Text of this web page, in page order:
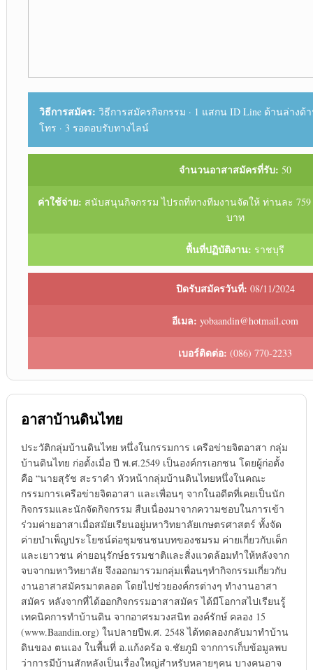
วิธีการสมัคร: วิธีการสมัครกิจกรรม · 1 แสกน ID Line ด้านล่างด้
โทร · 3 รอตอบรับทางไลน์
จำนวนอาสาสมัครที่รับ: 50
ค่าใช้จ่าย: สนับสนุนกิจกรรม ไปรถที่ทางทีมงานจัดให้ ท่านละ 759
บาท
พื้นที่ปฏิบัติงาน: ราชบุรี
ปิดรับสมัครวันที่: 08/11/2024
อีเมล: yobaandin@hotmail.com
เบอร์ติดต่อ: (086) 770-2233
อาสาบ้านดินไทย
ประวัติกลุ่มบ้านดินไทย หนึ่งในกรรมการ เครือข่ายจิตอาสา กลุ่ม
บ้านดินไทย ก่อตั้งเมื่อ ปี พ.ศ.2549 เป็นองค์กรเอกชน โดยผู้ก่อตั้ง
คือ “นายสุรัช สะราคำ หัวหน้ากลุ่มบ้านดินไทยหนึ่งในคณะ
กรรมการเครือข่ายจิตอาสา และเพื่อนๆ จากในอดีตที่เคยเป็นนัก
กิจกรรมและนักจัดกิจกรรม สืบเนื่องมาจากความชอบในการเข้า
ร่วมค่ายอาสาเมื่อสมัยเรียนอยู่มหาวิทยาลัยเกษตรศาสตร์ ทั้งจัด
ค่ายบำเพ็ญประโยชน์ต่อชุมชนชนบทของชมรม ค่ายเกี่ยวกับเด็ก
และเยาวชน ค่ายอนุรักษ์ธรรมชาติและสิ่งแวดล้อมทำให้หลังจาก
จบจากมหาวิทยาลัย จึงออกมารวมกลุ่มเพื่อนๆทำกิจกรรมเกี่ยวกับ
งานอาสาสมัครมาตลอด โดยไปช่วยองค์กรต่างๆ ทำงานอาสา
สมัคร หลังจากที่ได้ออกกิจกรรมอาสาสมัคร ได้มีโอกาสไปเรียนรู้
เทคนิคการทำบ้านดิน จากอาศรมวงสนิท องค์รักษ์ คลอง 15
(www.Baandin.org) ในปลายปีพ.ศ. 2548 ได้ทดลองกลับมาทำบ้าน
ดินของ ตนเอง ในพื้นที่ อ.แก้งคร้อ จ.ชัยภูมิ จากการเก็บข้อมูลพบ
ว่าการมีบ้านสักหลังเป็นเรื่องใหญ่สำหรับหลายๆคน บางคนอาจ